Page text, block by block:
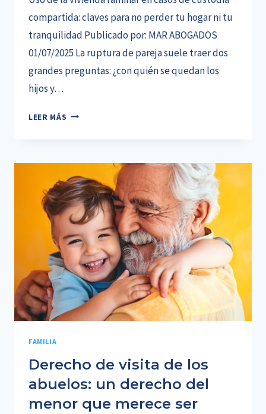
compartida: claves para no perder tu hogar ni tu
tranquilidad Publicado por: MAR ABOGADOS
01/07/2025 La ruptura de pareja suele traer dos
grandes preguntas: ¿con quién se quedan los
hijos y…
LEER MÁS USO
EN
CASOS
DE
CUSTODIA
COMPARTIDA:
CLAVES
PARA
NO
PERDER
TU
TRANQUILIDAD
FAMILIA
Derecho de visita de los
abuelos: un derecho del
menor que merece ser